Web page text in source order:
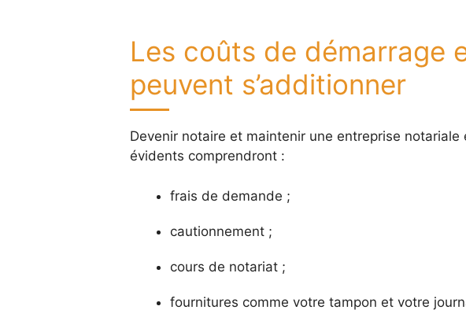
Les coûts de démarrage
peuvent s’additionner
Devenir notaire et maintenir une entreprise
évidents comprendront :
frais de demande ;
cautionnement ;
cours de notariat ;
fournitures comme votre tampon et votre